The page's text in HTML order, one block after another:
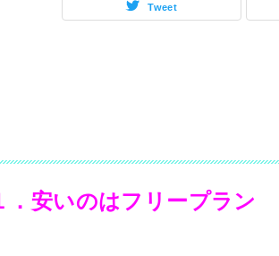
Tweet
．安いのはフリープラン